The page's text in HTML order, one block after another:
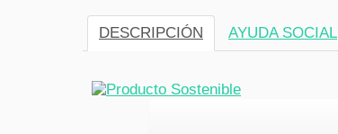
DESCRIPCIÓN AYUDA SOCIAL